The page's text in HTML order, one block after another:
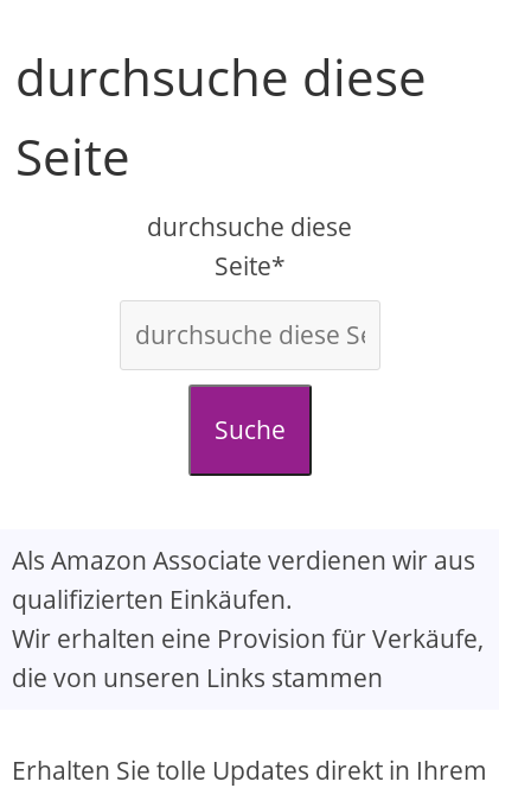
V
d
e
o
durchsuche diese
Seite
durchsuche diese
Seite*
Suche
Als Amazon Associate verdienen wir aus
qualifizierten Einkäufen.
Wir erhalten eine Provision für Verkäufe,
die von unseren Links stammen
Erhalten Sie tolle Updates direkt in Ihrem